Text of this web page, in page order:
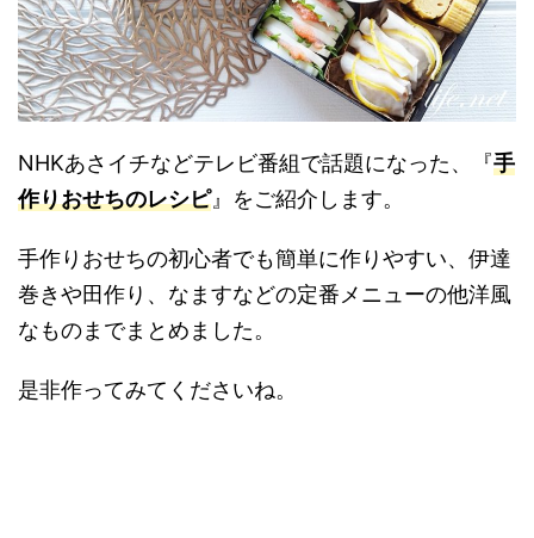
NHKあさイチなどテレビ番組で話題になった、『手
作りおせちのレシピ』をご紹介します。
手作りおせちの初心者でも簡単に作りやすい、伊達
巻きや田作り、なますなどの定番メニューの他洋風
なものまでまとめました。
是非作ってみてくださいね。